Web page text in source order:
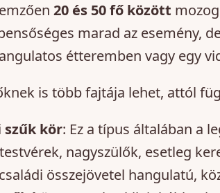
20 és 50 fő között
marad az esemény,
étteremben vagy egy
is több fajtája lehet, attól
szűk kör: Ez a típus általában a
nagyszülők, esetleg
összejövetel hangulatú,